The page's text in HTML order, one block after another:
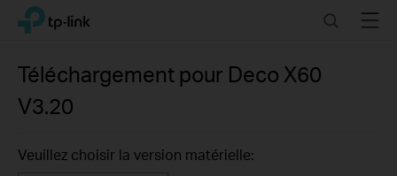
Click
the
navigation
TP-Link, Reliably Smart SearchMenu
Téléchargement pour Deco X60
V3.20
Veuillez choisir la version matérielle: